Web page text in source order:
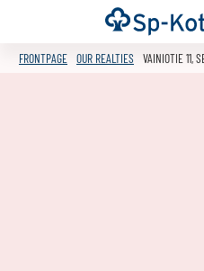
Go
to
content
Frontpage
FRONTPAGE OUR REALTIES VAINIOTIE 11,